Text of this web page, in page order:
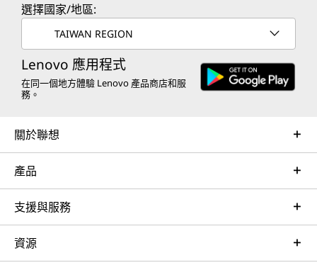
選擇國家/地區:
TAIWAN REGION
Lenovo 應用程式
在同一個地方體驗 Lenovo 產品商店和服
務。
關於聯想
產品
支援與服務
資源